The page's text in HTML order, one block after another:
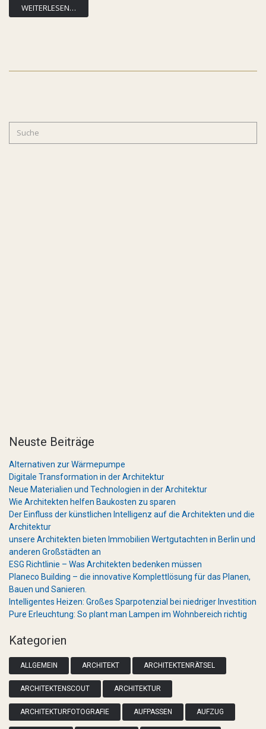
WEITERLESEN…
Neuste Beiträge
Alternativen zur Wärmepumpe
Digitale Transformation in der Architektur
Neue Materialien und Technologien in der Architektur
Wie Architekten helfen Baukosten zu sparen
Der Einfluss der künstlichen Intelligenz auf die Architekten und die
Architektur
unsere Architekten bieten Immobilien Wertgutachten in Berlin und
anderen Großstädten an
ESG Richtlinie – Was Architekten bedenken müssen
Planeco Building – die innovative Komplettlösung für das Planen,
Bauen und Sanieren.
Intelligentes Heizen: Großes Sparpotenzial bei niedriger Investition
Pure Erleuchtung: So plant man Lampen im Wohnbereich richtig
Kategorien
ALLGEMEIN ARCHITEKT ARCHITEKTENRÄTSEL
ARCHITEKTENSCOUT ARCHITEKTUR
ARCHITEKTURFOTOGRAFIE AUFPASSEN AUFZUG